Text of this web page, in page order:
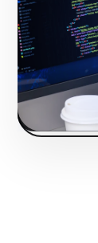
Fase 2:
última
Iniciar